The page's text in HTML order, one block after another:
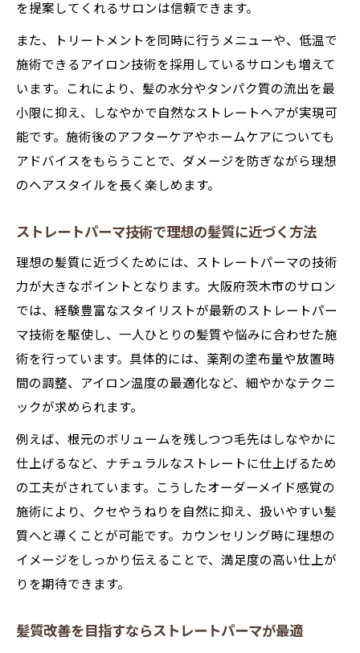
を提案してくれるサロンは信頼できます。
また、トリートメントを同時に行うメニューや、低温で
施術できるアイロン技術を採用しているサロンも増えて
います。これにより、髪の水分やタンパク質の流出を最
小限に抑え、しなやかで自然なストレートヘアが実現可
能です。施術後のアフターケアやホームケアについても
アドバイスをもらうことで、ダメージを防ぎながら理想
のヘアスタイルを長く楽しめます。
ストレートパーマ技術で理想の髪質に近づく方法
理想の髪質に近づくためには、ストレートパーマの技術
力が大きなポイントとなります。大阪府茨木市のサロン
では、経験豊富なスタイリストが最新のストレートパー
マ技術を駆使し、一人ひとりの髪質や悩みに合わせた施
術を行っています。具体的には、薬剤の塗布量や放置時
間の調整、アイロン温度の最適化など、細やかなテクニ
ックが求められます。
例えば、根元のボリュームを残しつつ毛先はしなやかに
仕上げるなど、ナチュラルなストレートに仕上げるため
の工夫がされています。こうしたオーダーメイド感覚の
施術により、クセやうねりを自然に抑え、扱いやすい髪
質へと導くことが可能です。カウンセリング時に理想の
イメージをしっかり伝えることで、満足度の高い仕上が
りを期待できます。
髪質改善を目指すならストレートパーマが最適